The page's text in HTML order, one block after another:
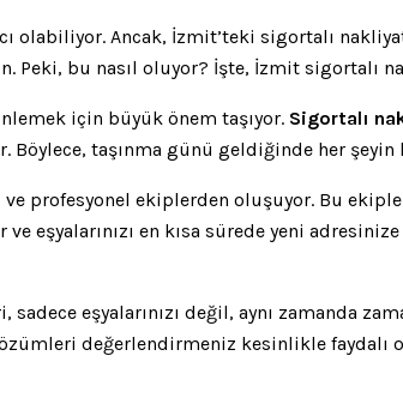
olabiliyor. Ancak, İzmit’teki sigortalı
Peki, bu nasıl oluyor? İşte, İzmit sigortalı
için büyük önem taşıyor. Sigortalı
Böylece, taşınma günü geldiğinde her
profesyonel ekiplerden oluşuyor. Bu
eşyalarınızı en kısa sürede yeni
eşyalarınızı değil, aynı zamanda
değerlendirmeniz kesinlikle faydalı